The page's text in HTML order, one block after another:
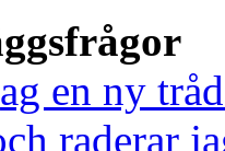
en ny
raderar